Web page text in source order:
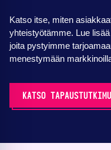
Katso itse, miten
yhteistyötämme. Lue
joita pystyimme
menestymään
KATSO